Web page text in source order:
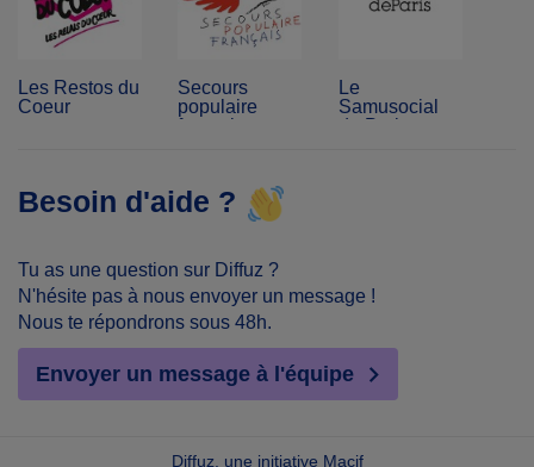
Les Restos du
Coeur
Secours
populaire
français
Le
Samusocial
de Paris
Besoin d'aide ?
Tu as une question sur Diffuz ?
N'hésite pas à nous envoyer un message !
Nous te répondrons sous 48h.
Envoyer un message à l'équipe
Diffuz, une initiative Macif